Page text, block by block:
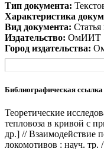
Тип документа:
Характеристика
Вид документа:
Издательство: ОмИИТ
Город издательства:
Библиографическая ссылка
Теоретические
тепловоза в кривой с
др.] // Взаимодействие
локомотивов : науч.